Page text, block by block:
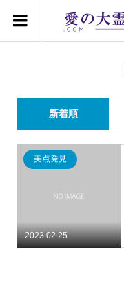
新着順
2023.02.25
美点発見